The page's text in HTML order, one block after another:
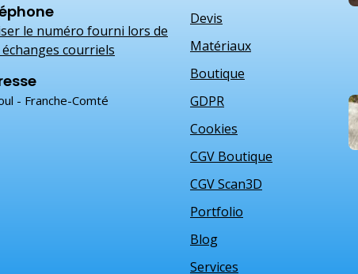
le numéro fourni lors de
courriels
- Franche-Comté
Devis
Matériaux
Boutique
GDPR
Cookies
CGV Boutique
CGV Scan3D
Portfolio
Blog
Services